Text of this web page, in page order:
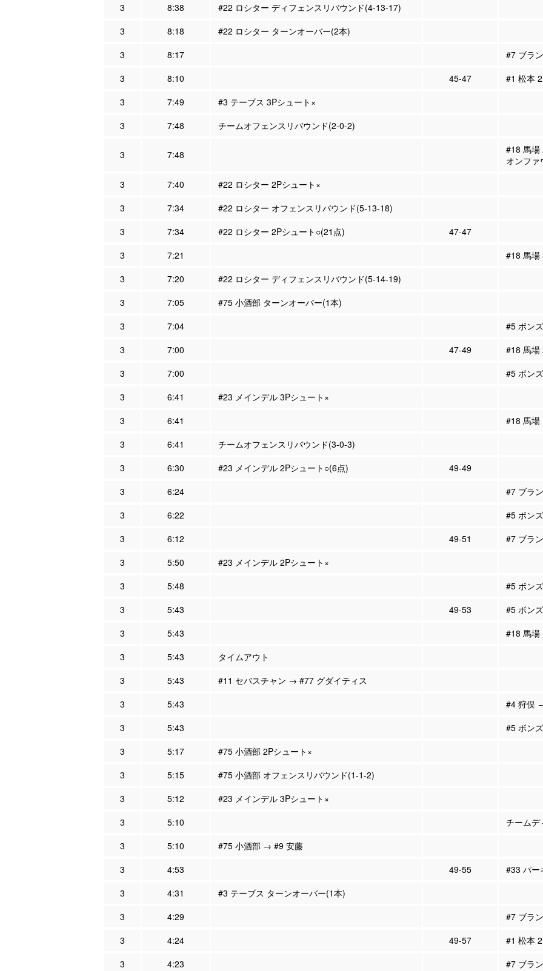
3
8:38
#22 ロシター ディフェンスリバウンド(4-13-17)
3
8:18
#22 ロシター ターンオーバー(2本)
3
8:17
#7 ブラ
3
8:10 45-47
#1 松本
3
7:49
#3 テーブス 3Pシュート×
3
7:48 チームオフェンスリバウンド(2-0-2)
3 7:48
#18 馬場
オンファ
3
7:40
#22 ロシター 2Pシュート×
3
7:34
#22 ロシター オフェンスリバウンド(5-13-18)
3
7:34 #22 ロシター 2Pシュート○(21点)
47-47
3
7:21
#18 馬場
3
7:20
#22 ロシター ディフェンスリバウンド(5-14-19)
3
7:05
#75 小酒部 ターンオーバー(1本)
3
7:04
#5 ボン
3
7:00 47-49
#18 馬場
3
7:00
#5 ボン
3
6:41
#23 メインデル 3Pシュート×
3
6:41
#18 馬場
3
6:41
チームオフェンスリバウンド(3-0-3)
3
6:30 #23 メインデル 2Pシュート○(6点)
49-49
3
6:24
#7 ブラ
3
6:22
#5 ボン
3
6:12 49-51
#7 ブラ
3
5:50
#23 メインデル 2Pシュート×
3
5:48
#5 ボン
3
5:43 49-53
#5 ボン
3
5:43
#18 馬場
3
5:43
タイムアウト
3
5:43
#11 セバスチャン → #77 グダイティス
3
5:43
#4 狩俣
3
5:43
#5 ボン
3
5:17
#75 小酒部 2Pシュート×
3
5:15
#75 小酒部 オフェンスリバウンド(1-1-2)
3
5:12
#23 メインデル 3Pシュート×
3
5:10
チームデ
3
5:10
#75 小酒部 → #9 安藤
3
4:53 49-55
#33 パー
3
4:31
#3 テーブス ターンオーバー(1本)
3
4:29
#7 ブラ
3
4:24 49-57
#1 松本
3
4:23 #7 ブラ